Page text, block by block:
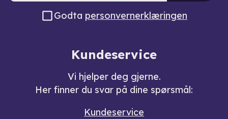
Godta personvernerklæringen
Kundeservice
Vi hjelper deg gjerne.
Her finner du svar på dine spørsmål:
Kundeservice